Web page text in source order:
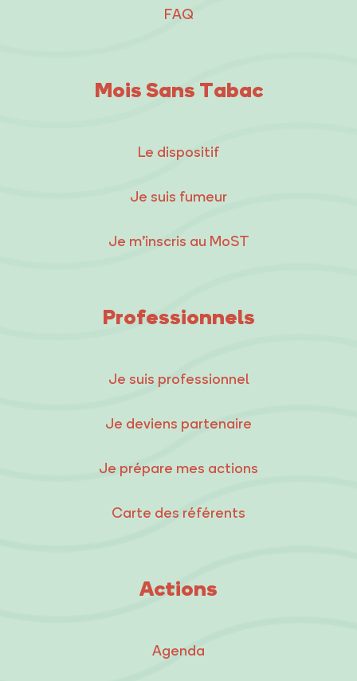
FAQ
Mois Sans Tabac
Le dispositif
Je suis fumeur
Je m’inscris au MoST
Professionnels
Je suis professionnel
Je deviens partenaire
Je prépare mes actions
Carte des référents
Actions
Agenda